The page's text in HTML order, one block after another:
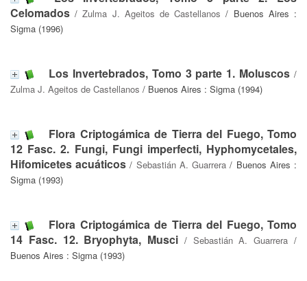
Celomados /Zulma J. Ageitos de Castellanos / Buenos Aires :
Sigma (1996)
Los Invertebrados, Tomo 3 parte 1. Moluscos /
Zulma J. Ageitos de Castellanos / Buenos Aires : Sigma (1994)
Flora Criptogámica de Tierra del Fuego, Tomo
12 Fasc. 2. Fungi, Fungi imperfecti, Hyphomycetales,
Hifomicetes acuáticos / Sebastián A. Guarrera / Buenos Aires :
Sigma (1993)
Flora Criptogámica de Tierra del Fuego, Tomo
14 Fasc. 12. Bryophyta, Musci / Sebastián A. Guarrera /
Buenos Aires : Sigma (1993)